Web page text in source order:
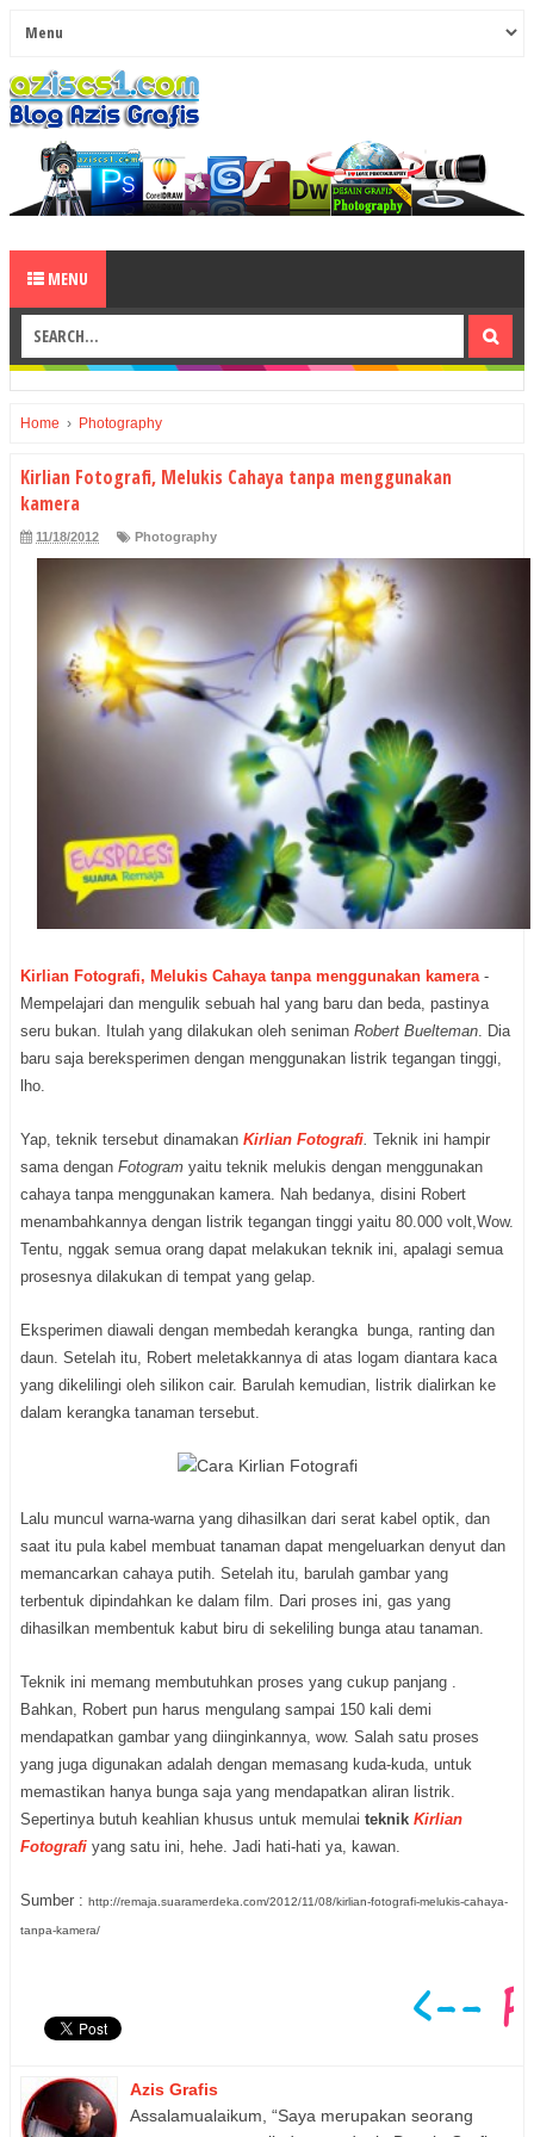
MENU
Home › Photography
Kirlian Fotografi, Melukis Cahaya tanpa menggunakan
kamera
11/18/2012 Photography
Kirlian Fotografi, Melukis Cahaya tanpa menggunakan kamera-
Mempelajari dan mengulik sebuah hal yang baru dan beda, pastinya
seru bukan. Itulah yang dilakukan oleh seniman Robert Buelteman. Dia
baru saja bereksperimen dengan menggunakan listrik tegangan tinggi,
lho.
Yap, teknik tersebut dinamakan Kirlian Fotografi. Teknik ini hampir
sama dengan Fotogram yaitu teknik melukis dengan menggunakan
cahaya tanpa menggunakan kamera. Nah bedanya, disini Robert
menambahkannya dengan listrik tegangan tinggi yaitu 80.000 volt,Wow.
Tentu, nggak semua orang dapat melakukan teknik ini, apalagi semua
prosesnya dilakukan di tempat yang gelap.
Eksperimen diawali dengan membedah kerangka bunga, ranting dan
daun. Setelah itu, Robert meletakkannya di atas logam diantara kaca
yang dikelilingi oleh silikon cair. Barulah kemudian, listrik dialirkan ke
dalam kerangka tanaman tersebut.
Lalu muncul warna-warna yang dihasilkan dari serat kabel optik, dan
saat itu pula kabel membuat tanaman dapat mengeluarkan denyut dan
memancarkan cahaya putih. Setelah itu, barulah gambar yang
terbentuk dipindahkan ke dalam film. Dari proses ini, gas yang
dihasilkan membentuk kabut biru di sekeliling bunga atau tanaman.
Teknik ini memang membutuhkan proses yang cukup panjang .
Bahkan, Robert pun harus mengulang sampai 150 kali demi
mendapatkan gambar yang diinginkannya, wow. Salah satu proses
yang juga digunakan adalah dengan memasang kuda-kuda, untuk
memastikan hanya bunga saja yang mendapatkan aliran listrik.
Sepertinya butuh keahlian khusus untuk memulai teknik Kirlian
Fotografi yang satu ini, hehe. Jadi hati-hati ya, kawan.
Sumber : http://remaja.suaramerdeka.com/2012/11/08/kirlian-fotografi-melukis-cahaya-
tanpa-kamera/
Azis Grafis
Assalamualaikum, “Saya merupakan seorang